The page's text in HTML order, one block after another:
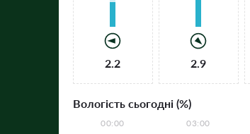
2.2 2.9
Вологість сьогодні (%)
00:00 03:00